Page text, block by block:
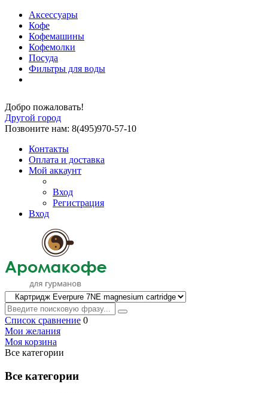
Аксессуары
Кофе
Кофемашины
Кофемолки
Посуда
Фильтры для воды
Добро пожаловать!
Другой город
Позвоните нам: 8(495)970-57-10
Контакты
Оплата и доставка
Мой аккаунт
Вход
Регистрация
Вход
Список сравнение 0
Мои желания
Моя корзина
Все категории
Все категории